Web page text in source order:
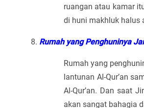
ruangan atau kamar
di huni makhluk halus
Rumah yang Penghuninya
Rumah yang
lantunan Al-Qur’an
Al-Qur’an. Dan saat
akan sangat bahagia